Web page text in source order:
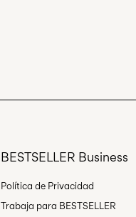
BESTSELLER Business
Política de Privacidad
Trabaja para BESTSELLER